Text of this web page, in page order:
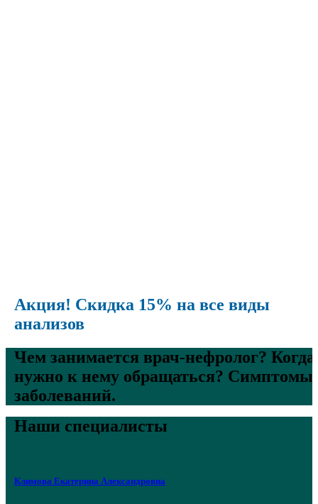
Акция! Скидка 15% на все виды
анализов
Чем занимается врач-нефролог? Когда
нужно к нему обращаться? Симптомы
заболеваний.
Наши специалисты
Климова Екатерина Александровна